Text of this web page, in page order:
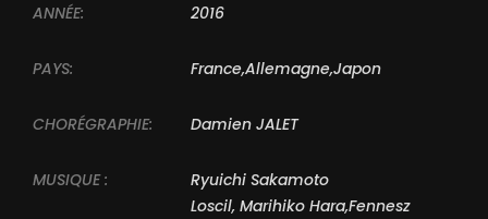
ANNÉE: 2016
PAYS: France,Allemagne,Japon
CHORÉGRAPHIE: Damien JALET
MUSIQUE :
Ryuichi Sakamoto
Loscil, Marihiko Hara,Fennesz